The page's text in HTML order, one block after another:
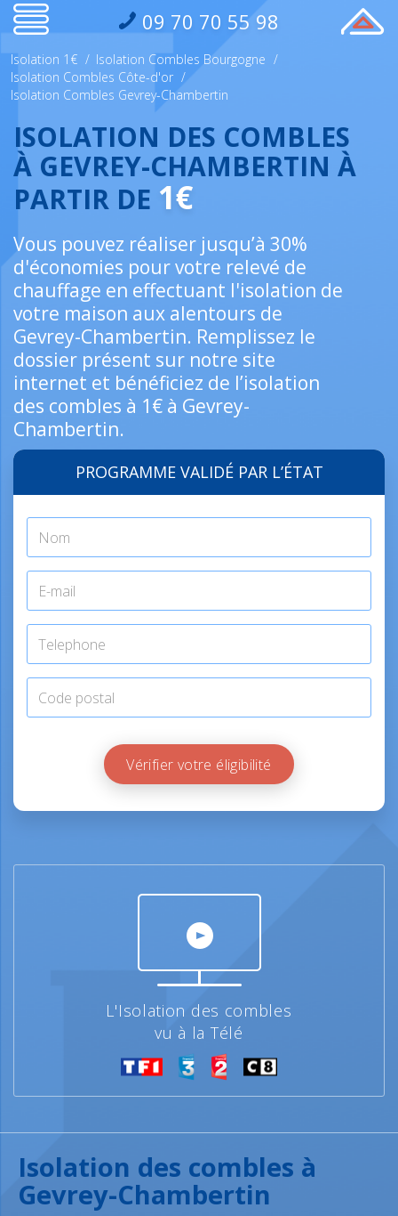
09 70 70 55 98
Isolation 1€ / Isolation Combles Bourgogne /
Isolation Combles Côte-d'or /
Isolation Combles Gevrey-Chambertin
ISOLATION DES COMBLES
À GEVREY-CHAMBERTIN À
PARTIR DE 1€
Vous pouvez réaliser jusqu’à 30%
d'économies pour votre relevé de
chauffage en effectuant l'isolation de
votre maison aux alentours de
Gevrey-Chambertin. Remplissez le
dossier présent sur notre site
internet et bénéficiez de l’isolation
des combles à 1€ à Gevrey-
Chambertin.
PROGRAMME VALIDÉ PAR L’ÉTAT
Vérifier votre éligibilité
L'Isolation des combles
vu à la Télé
Isolation des combles à
Gevrey-Chambertin